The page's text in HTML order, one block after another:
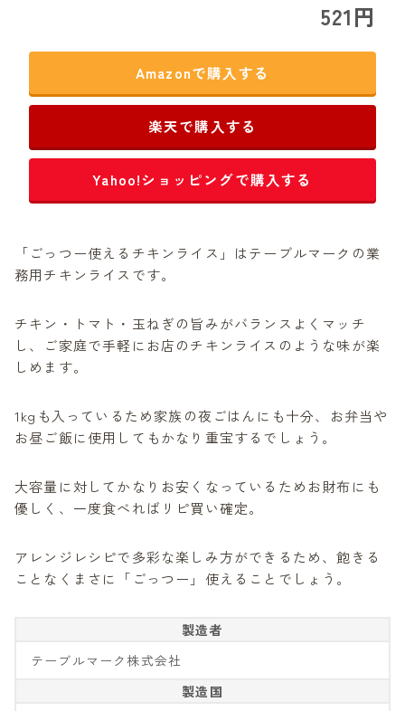
521円
Amazonで購入する
楽天で購入する
Yahoo!ショッピングで購入する
「ごっつー使えるチキンライス」はテーブルマークの業
務用チキンライスです。
チキン・トマト・玉ねぎの旨みがバランスよくマッチ
し、ご家庭で手軽にお店のチキンライスのような味が楽
しめます。
1kgも入っているため家族の夜ごはんにも十分、お弁当や
お昼ご飯に使用してもかなり重宝するでしょう。
大容量に対してかなりお安くなっているためお財布にも
優しく、一度食べればリピ買い確定。
アレンジレシピで多彩な楽しみ方ができるため、飽きる
ことなくまさに「ごっつー」使えることでしょう。
製造者
テーブルマーク株式会社
製造国